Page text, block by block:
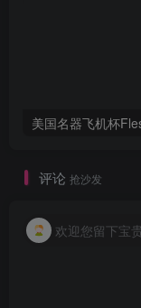
评论 抢沙发
欢迎您留下宝